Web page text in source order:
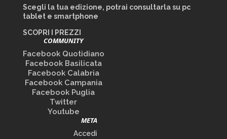
Scegli la tua edizione, potrai consultarla su pc
tablet e smartphone
SCOPRI I PREZZI
COMMUNITY
Facebook Quotidiano
Facebook Basilicata
Facebook Calabria
Facebook Campania
Facebook Puglia
Twitter
Youtube
META
Accedi